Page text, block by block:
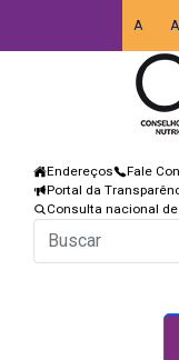
A A
Endereços
Fale
Portal da
Consulta nacional